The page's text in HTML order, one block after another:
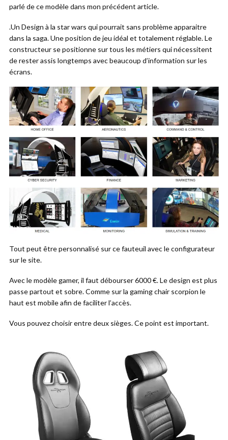
parlé de ce modèle dans mon précédent article.
.Un Design à la star wars qui pourrait sans problème apparaitre
dans la saga. Une position de jeu idéal et totalement réglable. Le
constructeur se positionne sur tous les métiers qui nécessitent
de rester assis longtemps avec beaucoup d’information sur les
écrans.
Tout peut être personnalisé sur ce fauteuil avec le configurateur
sur le site.
Avec le modèle gamer, il faut débourser 6000 €. Le design est plus
passe partout et sobre. Comme sur la gaming chair scorpion le
haut est mobile afin de faciliter l’accès.
Vous pouvez choisir entre deux sièges. Ce point est important.